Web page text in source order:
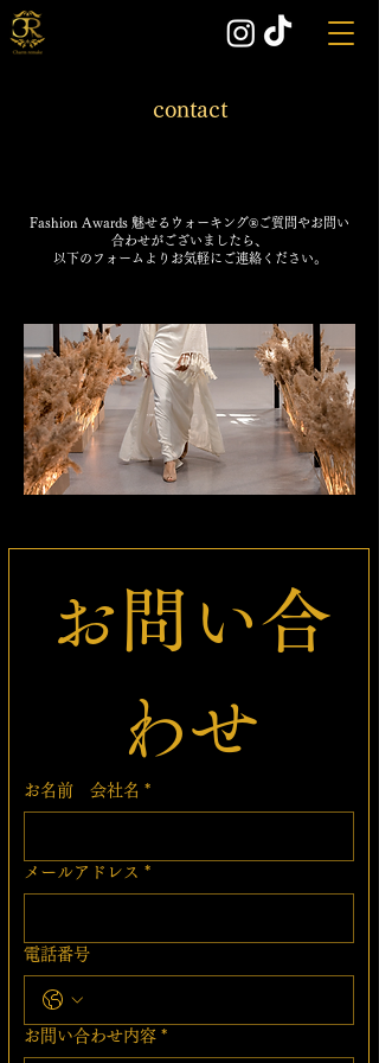
contact
Fashion Awards 魅せるウォーキング®ご質問やお問い
合わせがございましたら、
以下のフォームよりお気軽にご連絡ください。
お問い合
わせ
お名前 会社名 *
メールアドレス *
電話番号
お問い合わせ内容 *